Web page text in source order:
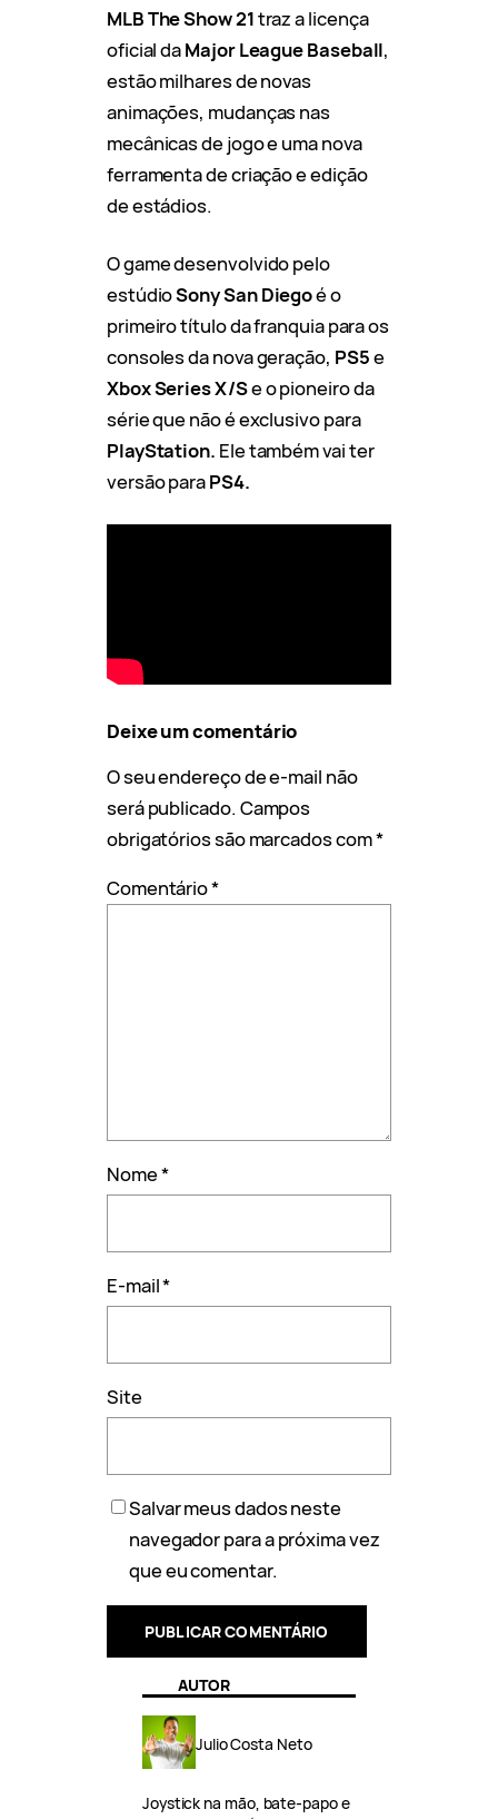
MLB The Show 21traz a licença
oficial daMajor League Baseball,
estão milhares de novas
animações, mudanças nas
mecânicas de jogo e uma nova
ferramenta de criação e edição
de estádios.
O game desenvolvido pelo
estúdioSony San Diegoé o
primeiro título da franquia para os
consoles da nova geração, PS5e
Xbox Series X/Se o pioneiro da
série que não é exclusivo para
PlayStation. Ele também vai ter
versão paraPS4.
Deixe um comentário
O seu endereço de e-mail não
será publicado. Campos
obrigatórios são marcados com*
Comentário*
Nome*
E-mail*
Site
Salvar meus dados neste
navegador para a próxima vez
que eu comentar.
AUTOR
Julio Costa Neto
Joystick na mão, bate-papo e